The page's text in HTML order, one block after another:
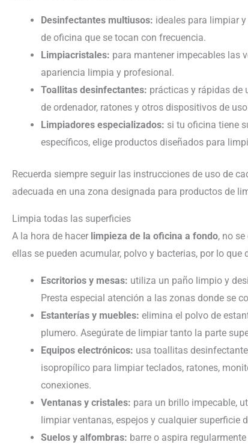
Desinfectantes multiusos: ideales para limpiar
de oficina que se tocan con frecuencia.
Limpiacristales: para mantener impecables las
apariencia limpia y profesional.
Toallitas desinfectantes: prácticas y rápidas de
de ordenador, ratones y otros dispositivos de
Limpiadores especializados: si tu oficina tiene
específicos, elige productos diseñados para
Recuerda siempre seguir las instrucciones de uso de
adecuada en una zona designada para productos de
Limpia todas las superficies
A la hora de hacer limpieza de la oficina a fondo, no
ellas se pueden acumular, polvo y bacterias, por lo
Escritorios y mesas: utiliza un paño limpio y
Presta especial atención a las zonas donde se
Estanterías y muebles: elimina el polvo de
plumero. Asegúrate de limpiar tanto la parte
Equipos electrónicos: usa toallitas
isopropílico para limpiar teclados, ratones,
conexiones.
Ventanas y cristales: para un brillo impecable,
limpiar ventanas, espejos y cualquier superficie
Suelos y alfombras: barre o aspira